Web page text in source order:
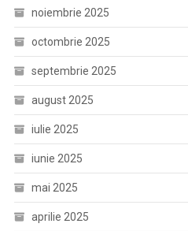
noiembrie 2025
octombrie 2025
septembrie 2025
august 2025
iulie 2025
iunie 2025
mai 2025
aprilie 2025